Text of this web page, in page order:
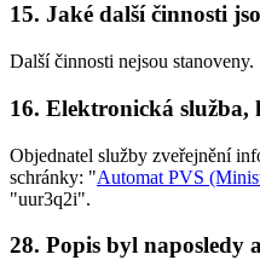
15. Jaké další činnosti
Další činnosti nejsou stanoveny.
16. Elektronická služba,
Objednatel služby zveřejnění
schránky: "Automat PVS
"uur3q2i".
28. Popis byl naposledy